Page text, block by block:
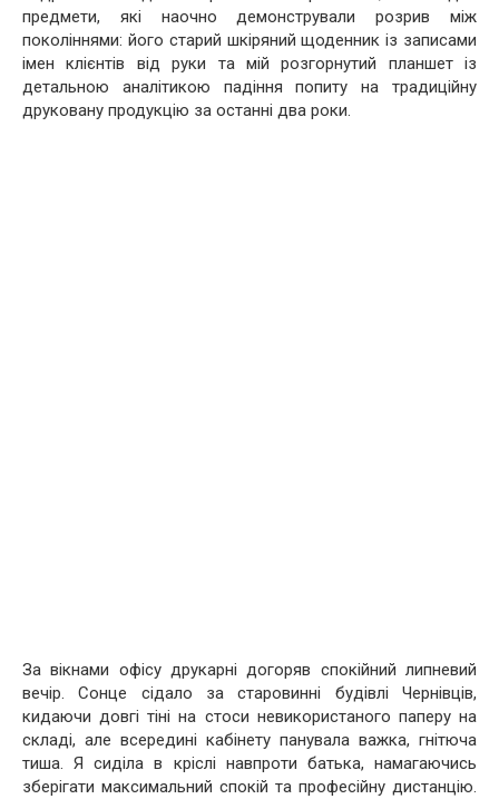
предмети, які наочно демонстрували розрив між
поколіннями: його старий шкіряний щоденник із записами
імен клієнтів від руки та мій розгорнутий планшет із
детальною аналітикою падіння попиту на традиційну
друковану продукцію за останні два роки.
За вікнами офісу друкарні догоряв спокійний липневий
вечір. Сонце сідало за старовинні будівлі Чернівців,
кидаючи довгі тіні на стоси невикористаного паперу на
складі, але всередині кабінету панувала важка, гнітюча
тиша. Я сиділа в кріслі навпроти батька, намагаючись
зберігати максимальний спокій та професійну дистанцію.